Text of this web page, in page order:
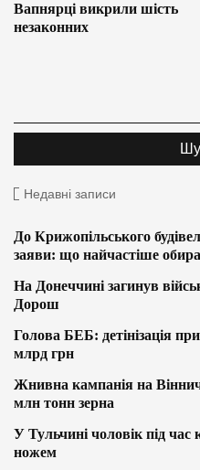
Вапнярці викрили шість
незаконних
Недавні записи
До Крижопільського
заяви: що найчастіше
На Донеччині загинув
Дорош
Голова БЕБ: детінізація
млрд грн
Жнивна кампанія на
млн тонн зерна
У Тульчині чоловік під
ножем